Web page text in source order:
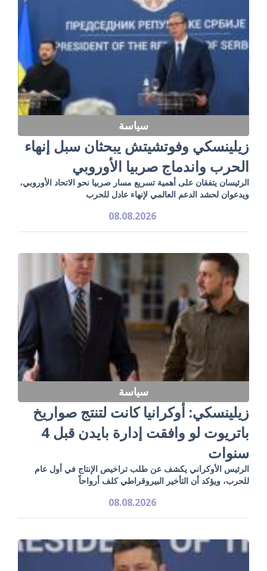
سياسة
زيلينسكي وفوتشيتش يبحثان سبل إنهاء
الحرب واندماج صربيا الأوروبي
الرئيسان يتفقان على أهمية تسريع مسار صربيا نحو الاتحاد الأوروبي،
ويدعوان لحشد الدعم العالمي لإنهاء عادل للحرب
08.08.2026
سياسة
زيلينسكي: أوكرانيا كانت لتنتج صواريخ
باتريوت لو وافقت إدارة بايدن قبل 4
سنوات
الرئيس الأوكراني يكشف عن طلب تراخيص الإنتاج في أول عام
للحرب، ويؤكد أن التأخير البيروقراطي كلف أرواحاً
08.08.2026